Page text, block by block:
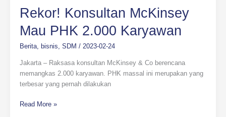
Rekor! Konsultan McKinsey
Mau PHK 2.000 Karyawan
Berita, bisnis, SDM / 2023-02-24
Jakarta – Raksasa konsultan McKinsey & Co berencana
memangkas 2.000 karyawan. PHK massal ini merupakan yang
terbesar yang pernah dilakukan
Read More »